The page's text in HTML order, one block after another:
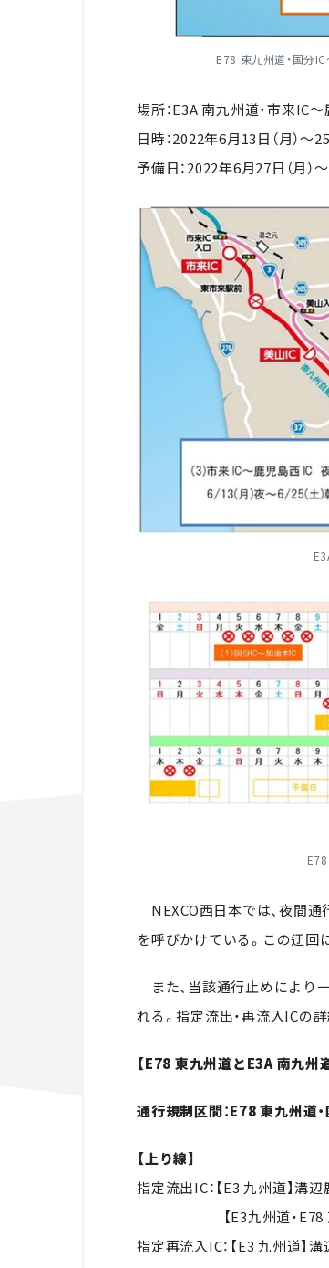
E78 東九州道・国分
場所：E3A 南九州道・市来IC～
日時：2022年6月13日（月）～25
予備日：2022年6月27日（月）～
NEXCO西日本では、夜間通
を呼びかけている。この迂回
また、当該通行止めにより
れる。指定流出・再流入ICの
【E78 東九州道とE3A 南九
通行規制区間：E78 東九州道
【上り線】
指定流出IC：【E3 九州道】溝
【E3九州道・E78
指定再流入IC：【E3 九州道】